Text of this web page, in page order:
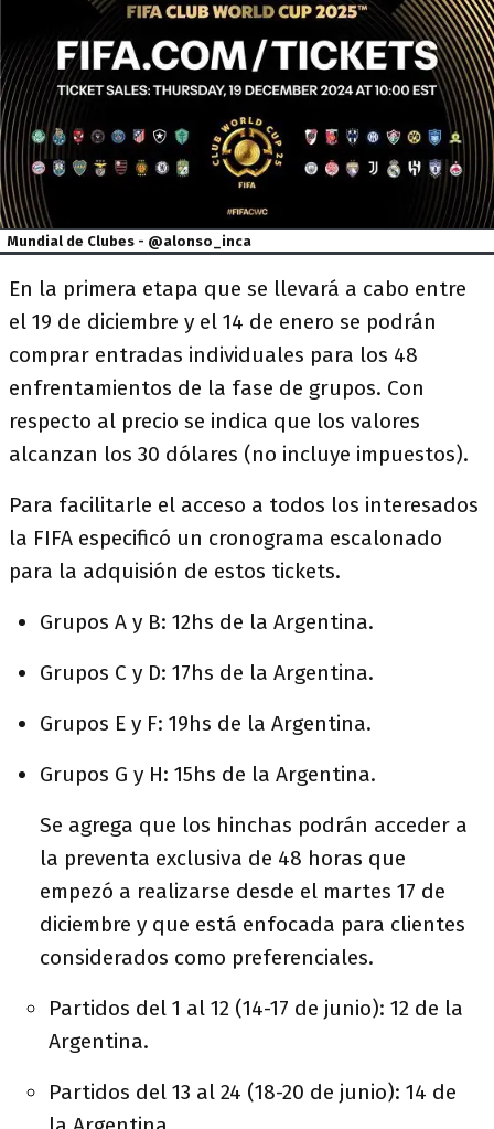
Mundial de Clubes - @alonso_inca
En la primera etapa que se llevará a cabo entre
el 19 de diciembre y el 14 de enero se podrán
comprar entradas individuales para los 48
enfrentamientos de la fase de grupos. Con
respecto al precio se indica que los valores
alcanzan los 30 dólares (no incluye impuestos).
Para facilitarle el acceso a todos los interesados
la FIFA especificó un cronograma escalonado
para la adquisión de estos tickets.
Grupos A y B: 12hs de la Argentina.
Grupos C y D: 17hs de la Argentina.
Grupos E y F: 19hs de la Argentina.
Grupos G y H: 15hs de la Argentina.
Se agrega que los hinchas podrán acceder a
la preventa exclusiva de 48 horas que
empezó a realizarse desde el martes 17 de
diciembre y que está enfocada para clientes
considerados como preferenciales.
Partidos del 1 al 12 (14-17 de junio): 12 de la
Argentina.
Partidos del 13 al 24 (18-20 de junio): 14 de